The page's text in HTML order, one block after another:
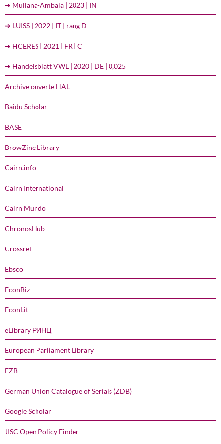
➔ Mullana-Ambala | 2023 | IN
➔ LUISS | 2022 | IT | rang D
➔ HCERES | 2021 | FR | C
➔ Handelsblatt VWL | 2020 | DE | 0,025
Archive ouverte HAL
Baidu Scholar
BASE
BrowZine Library
Cairn.info
Cairn International
Cairn Mundo
ChronosHub
Crossref
Ebsco
EconBiz
EconLit
eLibrary РИНЦ
European Parliament Library
EZB
German Union Catalogue of Serials (ZDB)
Google Scholar
JISC Open Policy Finder